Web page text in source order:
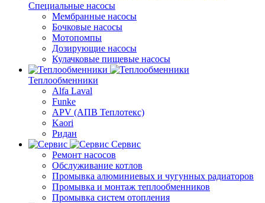
Специальные насосы
Мембранные насосы
Бочковые насосы
Мотопомпы
Дозирующие насосы
Кулачковые пищевые насосы
Теплообменники
Alfa Laval
Funke
APV (АПВ Теплотекс)
Kaori
Ридан
Сервис
Ремонт насосов
Обслуживание котлов
Промывка алюминиевых и чугунных радиаторов
Промывка и монтаж теплообменников
Промывка систем отопления